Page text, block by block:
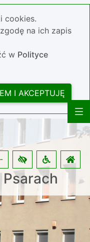
cookies.
na ich zapis
w Polityce
I AKCEPTUJĘ